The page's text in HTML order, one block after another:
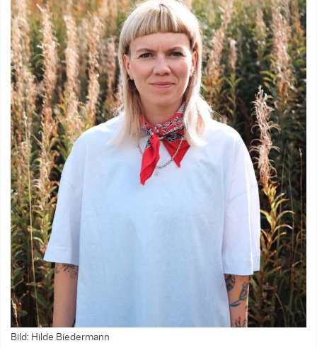
Bild: Hilde Biedermann